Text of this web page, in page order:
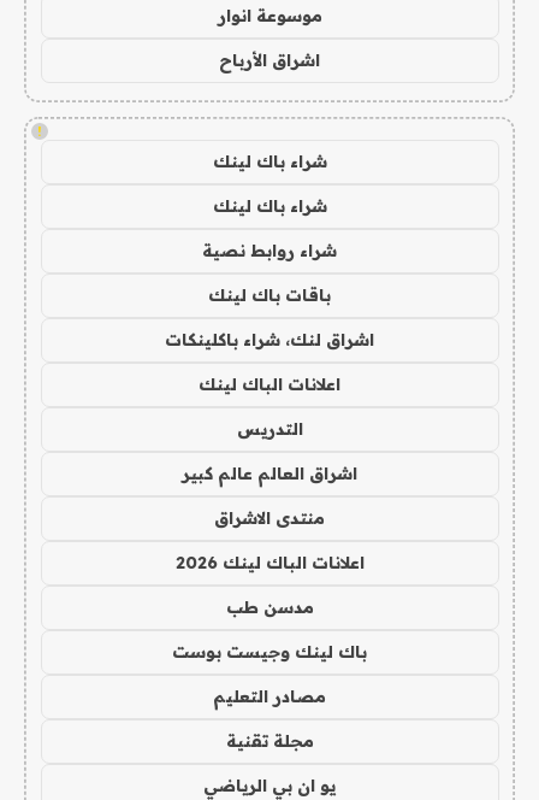
موسوعة انوار
اشراق الأرباح
!
شراء باك لينك
شراء باك لينك
شراء روابط نصية
باقات باك لينك
اشراق لنك، شراء باكلينكات
اعلانات الباك لينك
التدريس
اشراق العالم عالم كبير
منتدى الاشراق
اعلانات الباك لينك 2026
مدسن طب
باك لينك وجيست بوست
مصادر التعليم
مجلة تقنية
يو ان بي الرياضي